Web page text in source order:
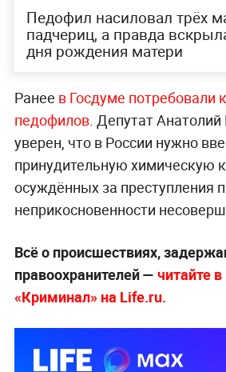
Педофил насиловал трёх
падчериц, а правда
дня рождения матери
Ранее в Госдуме потребовали
педофилов. Депутат
уверен, что в России нужно
принудительную химическую
осуждённых за преступления
неприкосновенности
Всё о происшествиях,
правоохранителей — читайте
«Криминал» на Life.ru.